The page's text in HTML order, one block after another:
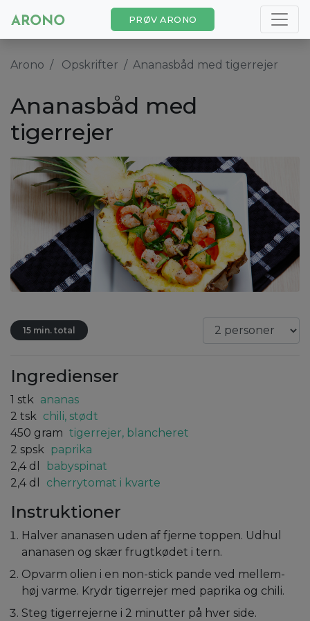
PRØV ARONO
Arono Opskrifter Ananasbåd med tigerrejer
Ananasbåd med
tigerrejer
15 min. total
Ingredienser
1 stk ananas
2 tsk chili, stødt
450 gram tigerrejer, blancheret
2 spsk paprika
2,4 dl
babyspinat
2,4 dl cherrytomat i kvarte
Instruktioner
Halver ananasen uden af fjerne toppen. Udhul
ananasen og skær frugtkødet i tern.
Opvarm olien i en non-stick pande ved mellem-
høj varme. Krydr tigerrejer med paprika og chili.
Steg tigerrejerne i 2 minutter på hver side.